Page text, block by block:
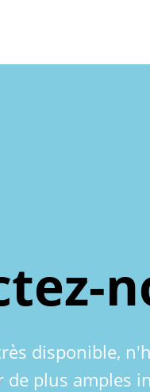
disponible,
de plus amples